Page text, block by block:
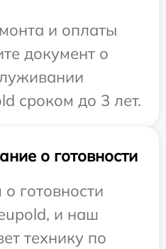
и оплаты
документ о
сроком до 3 лет.
о готовности
готовности
и наш
технику по